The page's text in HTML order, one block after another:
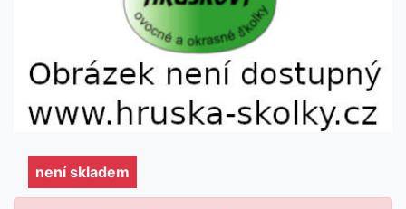
není skladem